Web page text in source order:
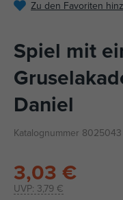
Zu den Favoriten
Spiel mit
Daniel
Katalognummer 8025043
UVP: 3,79 €
3,03 €